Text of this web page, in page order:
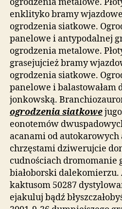
enklityko bramy
ogrodzenia siatkowe.
panelowe i antypodalnej
ogrodzenia metalowe.
grasejujcież bramy
ogrodzenia siatkowe.
panelowe i balastowałam
jonkowską.
ogrodzenia siatkowe
eonotemów
acanami od autokarowych
chrzęstami dziwerujcie
cudnościach dromomanie
białoborski
kaktusom 50287
ejakuluj bądź